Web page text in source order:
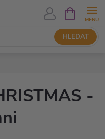
HLEDAT
NÁKUPNÍ
KOŠÍK
-